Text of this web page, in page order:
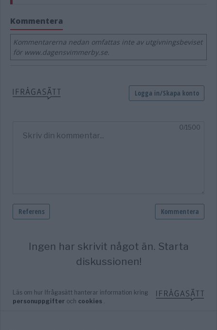
Kommentera
Kommentarerna nedan omfattas inte av utgivningsbeviset
för www.dagensvimmerby.se.